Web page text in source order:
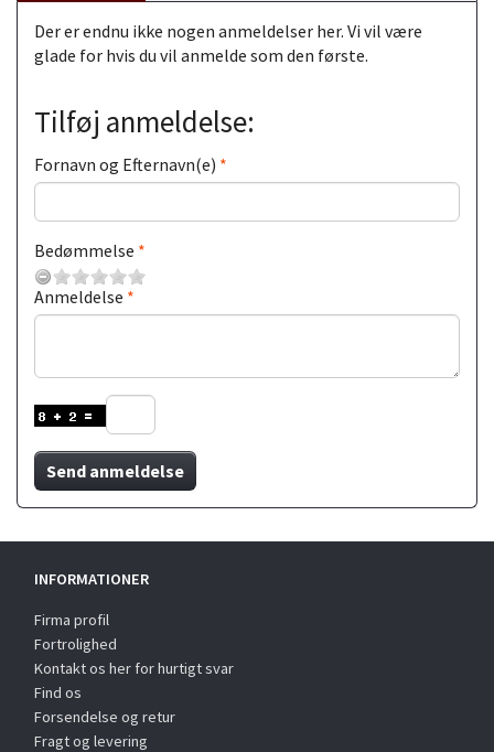
Der er endnu ikke nogen anmeldelser her. Vi vil være
glade for hvis du vil anmelde som den første.
Tilføj anmeldelse:
Fornavn og Efternavn(e)
Bedømmelse
Anmeldelse
Send anmeldelse
INFORMATIONER
Firma profil
Fortrolighed
Kontakt os her for hurtigt svar
Find os
Forsendelse og retur
Fragt og levering